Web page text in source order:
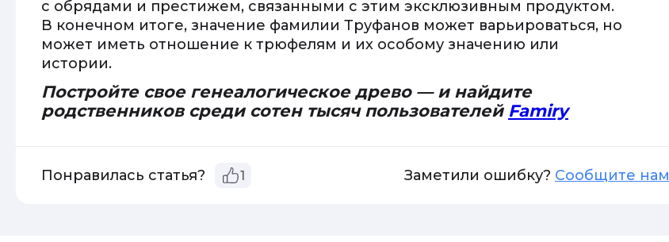
с обрядами и престижем, связанными с этим эксклюзивным продуктом.
В конечном итоге, значение фамилии Труфанов может варьироваться, но
может иметь отношение к трюфелям и их особому значению или
истории.
Постройте свое генеалогическое древо — и найдите
родственников среди сотен тысяч пользователей Famiry
Понравилась статья? 1 Заметили ошибку? Сообщите нам